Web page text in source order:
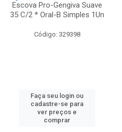
Escova Pro-Gengiva Suave
35 C/2 * Oral-B Simples 1Un
Código: 329398
Faça seu login ou
cadastre-se para
ver preços e
comprar